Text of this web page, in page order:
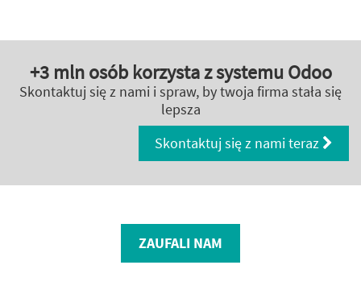
+3 mln osób korzysta z systemu Odoo
Skontaktuj się z nami i spraw, by twoja firma stała się
lepsza
Skontaktuj się z nami teraz
ZAUFALI NAM